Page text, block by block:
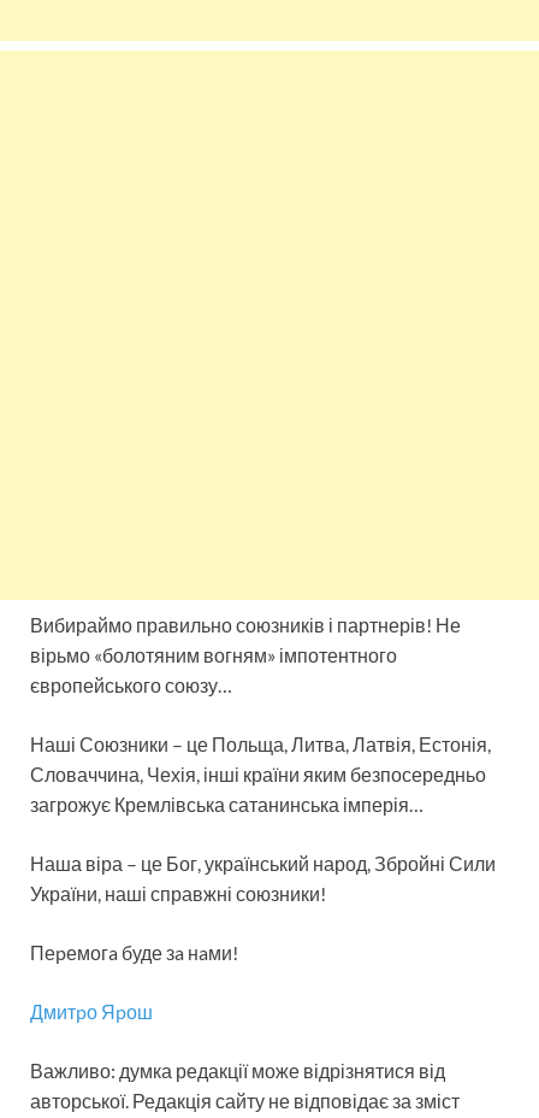
Вибираймо правильно союзників і партнерів! Не
вірьмо «болотяним вогням» імпотентного
європейського союзу…
Наші Союзники – це Польща, Литва, Латвія, Естонія,
Словаччина, Чехія, інші країни яким безпосередньо
загрожує Кремлівська сатанинська імперія…
Наша віра – це Бог, український народ, Збройні Сили
України, наші справжні союзники!
Пеpемогa буде зa нaми!
Дмитpо Яpош
Важливо: думка редакції може відрізнятися від
авторської. Редакція сайту не відповідає за зміст